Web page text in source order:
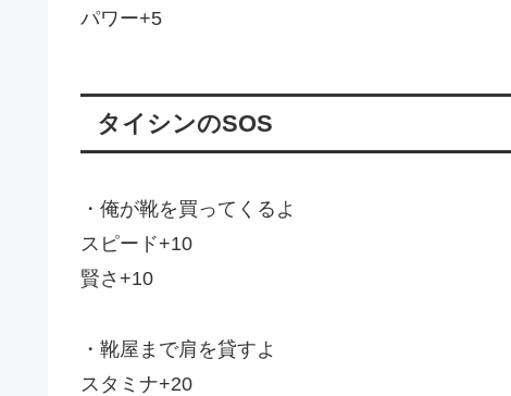
パワー+5
タイシンのSOS
・俺が靴を買ってくるよ
スピード+10
賢さ+10
・靴屋まで肩を貸すよ
スタミナ+20